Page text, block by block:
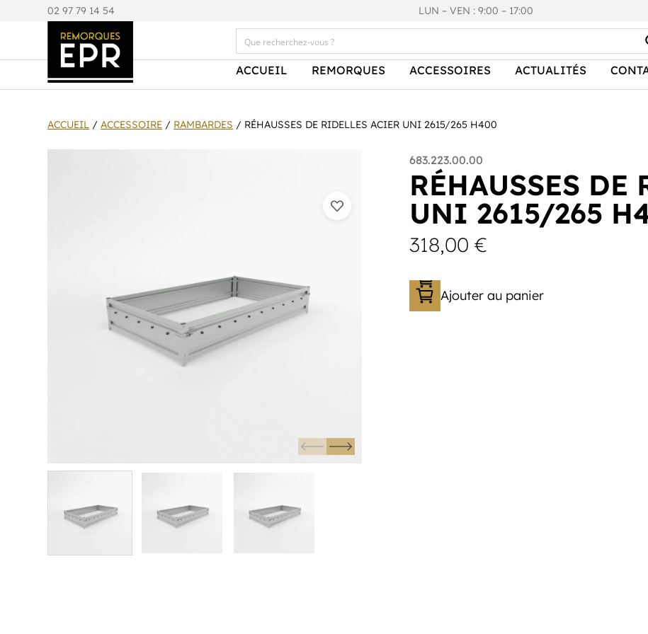
02 97 79 14 54 LUN – VEN : 9:00 – 17:00
ACCUEIL REMORQUES ACCESSOIRES ACTUALITÉS
ACCUEIL /ACCESSOIRE / RAMBARDES / RÉHAUSSES DE RIDELLES ACIER UNI 2615/265 H400
683.223.00.00
RÉHAUSSES
UNI 2615/265
318,00 €
Ajouter au panier